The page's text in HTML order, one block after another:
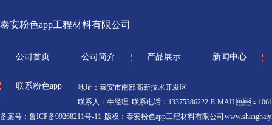
泰安粉色app工程材料有限公司
公司首页 公司简介 产品展示 新闻中心
联系粉色app
地址：泰安市南部高新技术开发区
联系人：牛经理 联系电话：13375386222 E-MAIL：
备案号：鲁ICP备99268211号-11 版权：泰安粉色app工程材料有限公司